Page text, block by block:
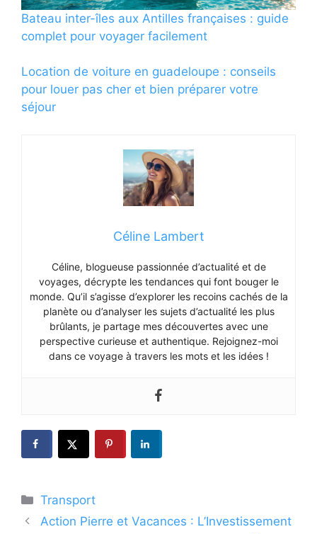
Bateau inter-îles aux Antilles françaises : guide
complet pour voyager facilement
Location de voiture en guadeloupe : conseils
pour louer pas cher et bien préparer votre
séjour
Céline Lambert
Céline, blogueuse passionnée d’actualité et de
voyages, décrypte les tendances qui font bouger le
monde. Qu’il s’agisse d’explorer les recoins cachés de la
planète ou d’analyser les sujets d’actualité les plus
brûlants, je partage mes découvertes avec une
perspective curieuse et authentique. Rejoignez-moi
dans ce voyage à travers les mots et les idées !
Catégories
Transport
Action Pierre et Vacances : L’Investissement